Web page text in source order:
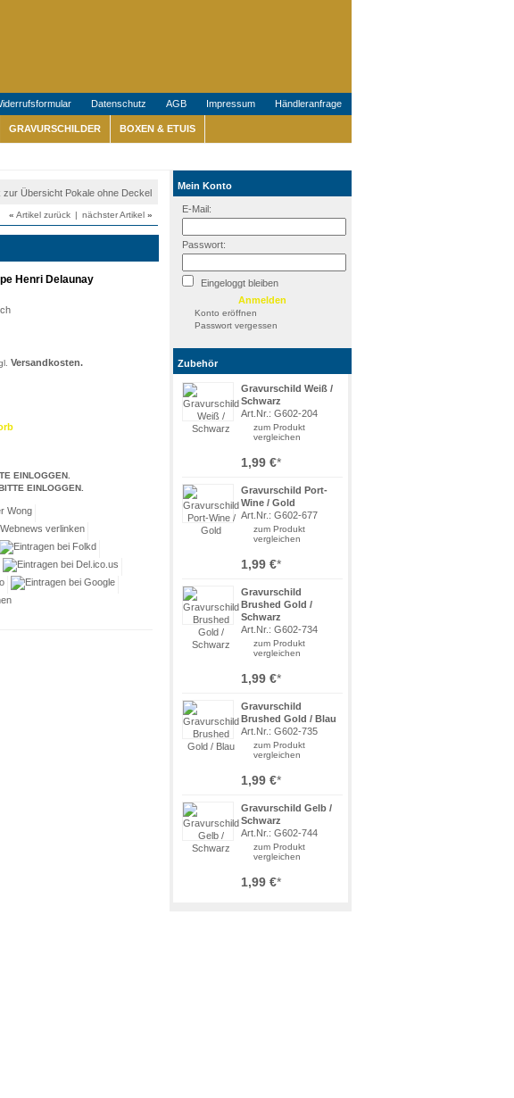
Datenschutz AGB Impressum Händleranfrage
GRAVURSCHILDER BOXEN & ETUIS
Mein Konto
E-Mail:
Passwort:
Eingeloggt bleiben
Konto eröffnen
Passwort vergessen
Zubehör
Gravurschild Weiß /
Schwarz
Art.Nr.: G602-204
zum Produkt
vergleichen
1,99 €*
Gravurschild Port-
Wine / Gold
Art.Nr.: G602-677
zum Produkt
vergleichen
1,99 €*
Gravurschild
Brushed Gold /
Schwarz
Art.Nr.: G602-734
zum Produkt
vergleichen
1,99 €*
Gravurschild
Brushed Gold / Blau
Art.Nr.: G602-735
zum Produkt
vergleichen
1,99 €*
Gravurschild Gelb /
Schwarz
Art.Nr.: G602-744
zum Produkt
vergleichen
1,99 €*
zur Übersicht Pokale ohne Deckel
« Artikel zurück | nächster Artikel »
Henri Delaunay
Versandkosten.
EINLOGGEN.
EINLOGGEN.